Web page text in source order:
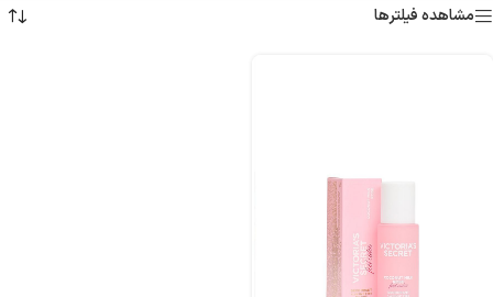
مشاهده فیلترها